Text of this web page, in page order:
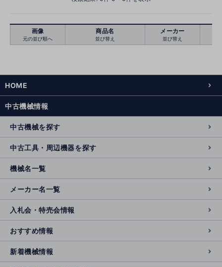
画像
元の並び順へ
商品名
並び替え
メーカー
並び替え
HOME
中古機械情報
中古機械を探す
中古工具・周辺機器を探す
機械名一覧
メーカー名一覧
入札会・特売会情報
おすすめ情報
新着機械情報